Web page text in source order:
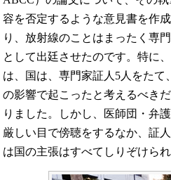
容を否定するような意見書を作
り、放射線のことはまったく専
として出廷させたのです。特に
は、国は、専門家証人5人をた
の影響で起こったと考えるべき
りました。しかし、医師団・弁
厳しい目で傍聴をするなか、証
は国の主張はすべてしりぞけられ